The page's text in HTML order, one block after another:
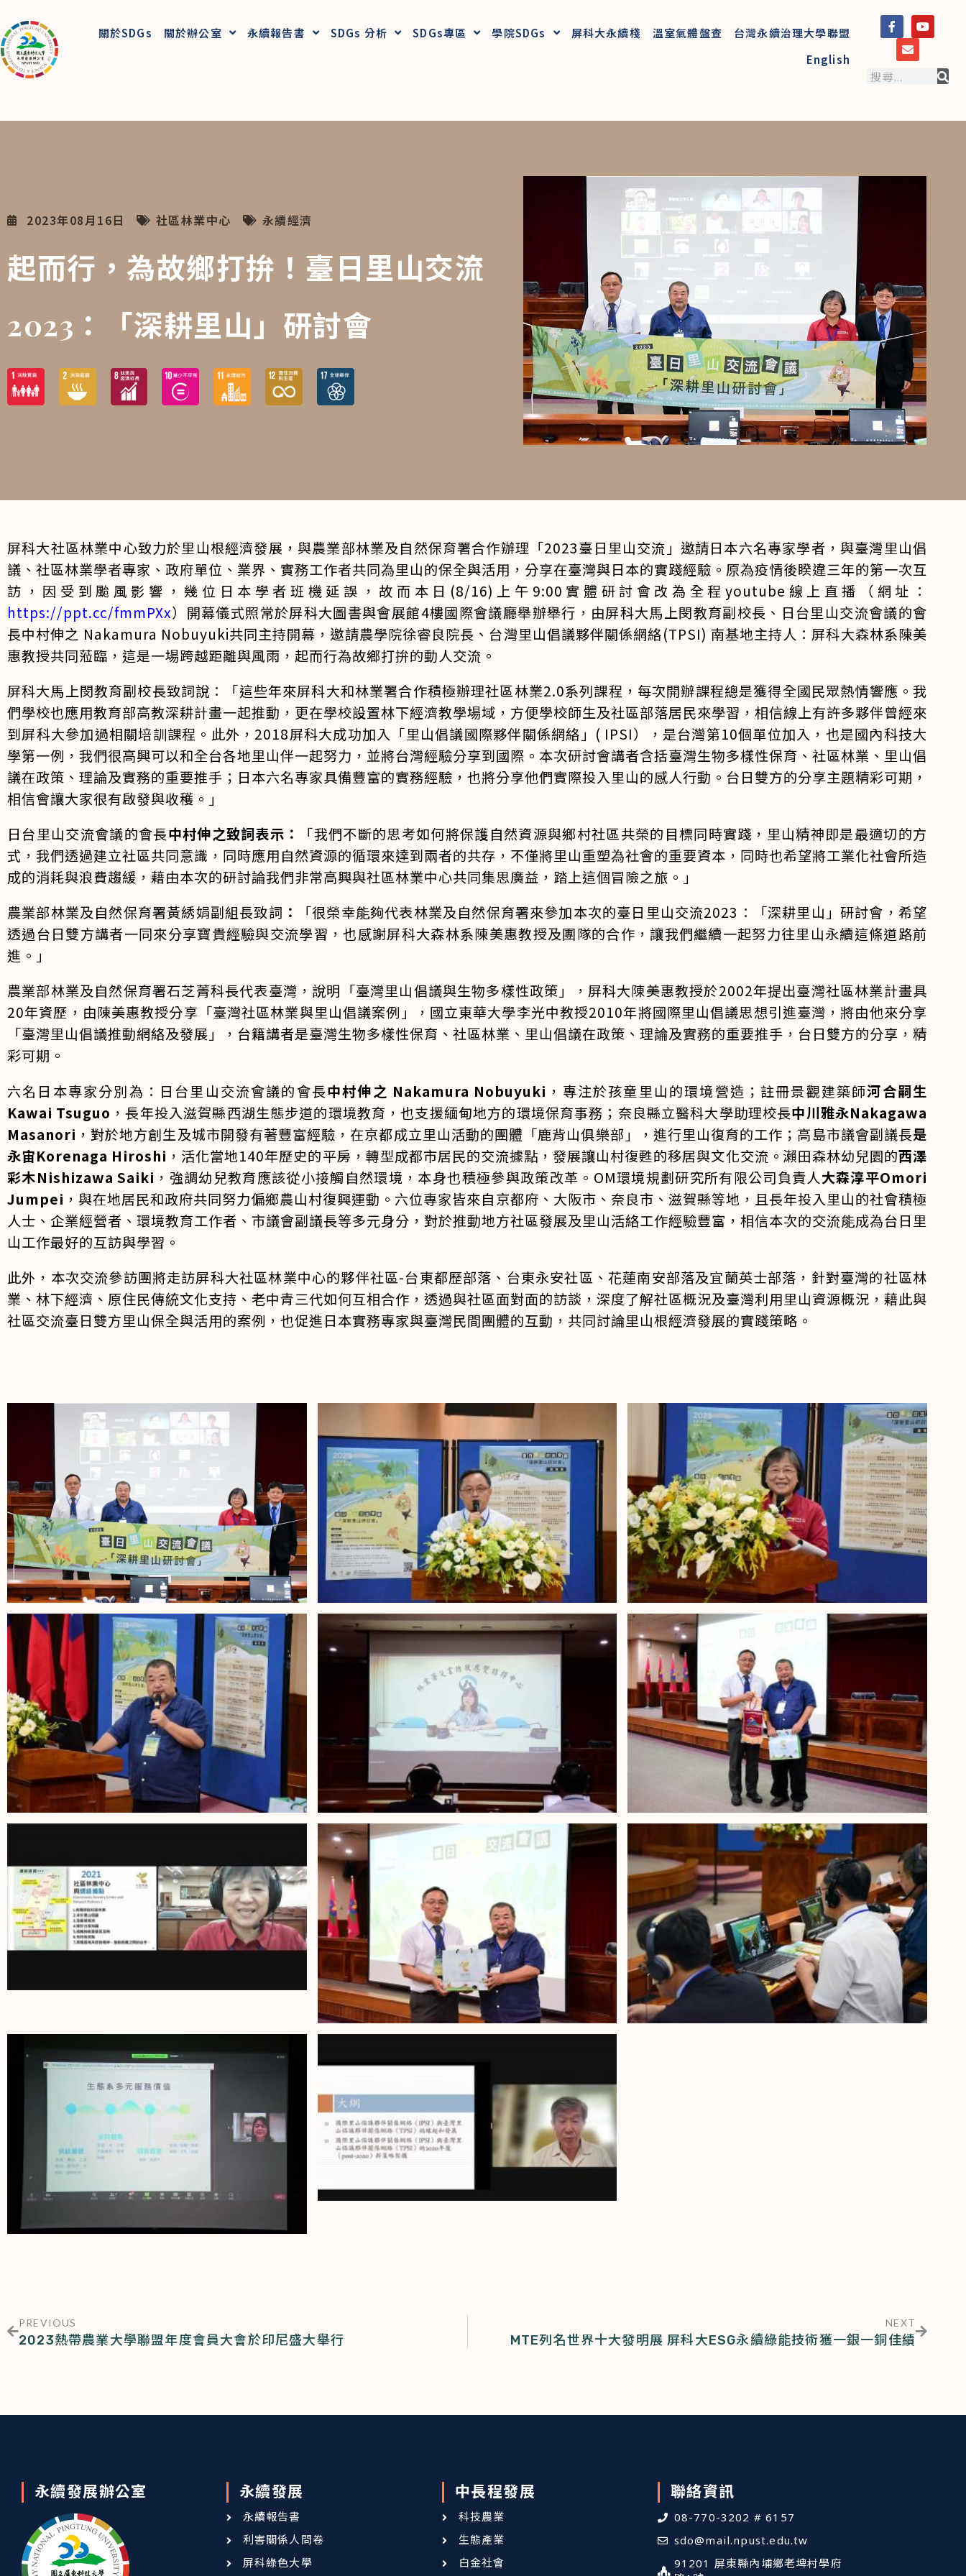
關於SDGs 關於辦公室 永續報告書 SDGs 分析 SDGs專區 學院SDGs 屏科大永續棧 溫室氣體盤查
台灣永續治理大學聯盟
English
2023年08月16日 社區林業中心 永續經濟
起而行，為故鄉打拚！臺日里山交流
2023：「深耕里山」研討會
屏科大社區林業中心致力於里山根經濟發展，與農業部林業及自然保育署合作辦理「2023臺日里山交流」邀請日本六名專家學者，與臺灣里山倡
議、社區林業學者專家、政府單位、業界、實務工作者共同為里山的保全與活用，分享在臺灣與日本的實踐經驗。原為疫情後睽違三年的第一次互
訪，因受到颱風影響，幾位日本學者班機延誤，故而本日(8/16)上午9:00實體研討會改為全程youtube線上直播（網址：
https://ppt.cc/fmmPXx）開幕儀式照常於屏科大圖書與會展館4樓國際會議廳舉辦舉行，由屏科大馬上閔教育副校長、日台里山交流會議的會
長中村伸之 Nakamura Nobuyuki共同主持開幕，邀請農學院徐睿良院長、台灣里山倡議夥伴關係網絡(TPSI) 南基地主持人：屏科大森林系陳美
惠教授共同蒞臨，這是一場跨越距離與風雨，起而行為故鄉打拚的動人交流。
屏科大馬上閔教育副校長致詞說：「這些年來屏科大和林業署合作積極辦理社區林業2.0系列課程，每次開辦課程總是獲得全國民眾熱情響應。我
們學校也應用教育部高教深耕計畫一起推動，更在學校設置林下經濟教學場域，方便學校師生及社區部落居民來學習，相信線上有許多夥伴曾經來
到屏科大參加過相關培訓課程。此外，2018屏科大成功加入「里山倡議國際夥伴關係網絡」( IPSI），是台灣第10個單位加入，也是國內科技大
學第一例，我們很高興可以和全台各地里山伴一起努力，並將台灣經驗分享到國際。本次研討會講者含括臺灣生物多樣性保育、社區林業、里山倡
議在政策、理論及實務的重要推手；日本六名專家具備豐富的實務經驗，也將分享他們實際投入里山的感人行動。台日雙方的分享主題精彩可期，
相信會讓大家很有啟發與收穫。」
日台里山交流會議的會長中村伸之致詞表示：
「我們不斷的思考如何將保護自然資源與鄉村社區共榮的目標同時實踐，里山精神即是最適切的方
式，我們透過建立社區共同意識，同時應用自然資源的循環來達到兩者的共存，不僅將里山重塑為社會的重要資本，同時也希望將工業化社會所造
成的消耗與浪費趨緩，藉由本次的研討論我們非常高興與社區林業中心共同集思廣益，踏上這個冒險之旅。」
農業部林業及自然保育署黃綉娟副組長致詞 ：
「很榮幸能夠代表林業及自然保育署來參加本次的臺日里山交流2023：「深耕里山」研討會，希望
透過台日雙方講者一同來分享寶貴經驗與交流學習，也感謝屏科大森林系陳美惠教授及團隊的合作，讓我們繼續一起努力往里山永續這條道路前
進。」
農業部林業及自然保育署石芝菁科長代表臺灣，說明「臺灣里山倡議與生物多樣性政策」，屏科大陳美惠教授於2002年提出臺灣社區林業計畫具
20年資歷，由陳美惠教授分享「臺灣社區林業與里山倡議案例」，國立東華大學李光中教授2010年將國際里山倡議思想引進臺灣，將由他來分享
「臺灣里山倡議推動網絡及發展」，台籍講者是臺灣生物多樣性保育、社區林業、里山倡議在政策、理論及實務的重要推手，台日雙方的分享，精
彩可期。
六名日本專家分別為：日台里山交流會議的會長中村伸之 Nakamura Nobuyuki ，專注於孩童里山的環境營造；註冊景觀建築師河合嗣生
Kawai Tsuguo ，長年投入滋賀縣西湖生態步道的環境教育，也支援緬甸地方的環境保育事務；奈良縣立醫科大學助理校長中川雅永Nakagawa
Masanori ，對於地方創生及城市開發有著豐富經驗，在京都成立里山活動的團體「鹿背山俱樂部」，進行里山復育的工作；高島市議會副議長是
永宙Korenaga Hiroshi ，活化當地140年歷史的平房，轉型成都市居民的交流據點，發展讓山村復甦的移居與文化交流。瀨田森林幼兒園的西澤
彩木Nishizawa Saiki ，強調幼兒教育應該從小接觸自然環境，本身也積極參與政策改革。OM環境規劃研究所有限公司負責人大森淳平Omori
Jumpei ，與在地居民和政府共同努力偏鄉農山村復興運動。六位專家皆來自京都府、大阪市、奈良市、滋賀縣等地，且長年投入里山的社會積極
人士、企業經營者、環境教育工作者、市議會副議長等多元身分，對於推動地方社區發展及里山活絡工作經驗豐富，相信本次的交流能成為台日里
山工作最好的互訪與學習。
此外，本次交流參訪團將走訪屏科大社區林業中心的夥伴社區-台東都歷部落、台東永安社區、花蓮南安部落及宜蘭英士部落，針對臺灣的社區林
業、林下經濟、原住民傳統文化支持、老中青三代如何互相合作，透過與社區面對面的訪談，深度了解社區概況及臺灣利用里山資源概況，藉此與
社區交流臺日雙方里山保全與活用的案例，也促進日本實務專家與臺灣民間團體的互動，共同討論里山根經濟發展的實踐策略。
PREVIOUS
2023熱帶農業大學聯盟年度會員大會於印尼盛大舉行
NEXT
MTE列名世界十大發明展 屏科大ESG永續綠能技術獲一銀一銅佳績
永續發展辦公室 永續發展
永續報告書
利害關係人問卷
屏科綠色大學
中長程發展
科技農業
生態產業
白金社會
聯絡資訊
08-770-3202 # 6157
sdo@mail.npust.edu.tw
91201 屏東縣內埔鄉老埤村學府